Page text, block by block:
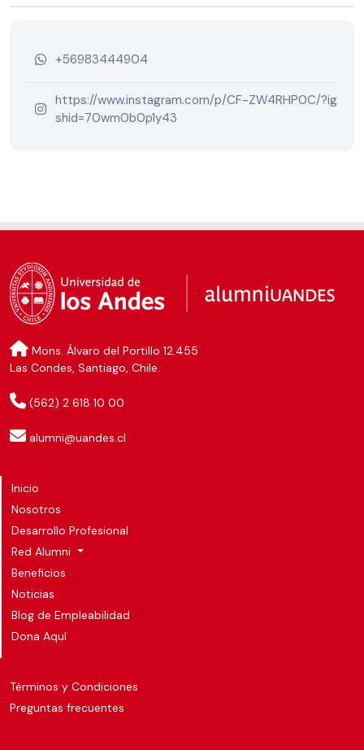
+56983444904
https://www.instagram.com/p/CF-ZW4RHP0C/?ig
shid=70wm0b0p1y43
Mons. Álvaro del Portillo 12.455
Las Condes, Santiago, Chile.
(562) 2 618 10 00
alumni@uandes.cl
Inicio
Nosotros
Desarrollo Profesional
Red Alumni
Beneficios
Noticias
Blog de Empleabilidad
Dona Aquí
Términos y Condiciones
Preguntas frecuentes